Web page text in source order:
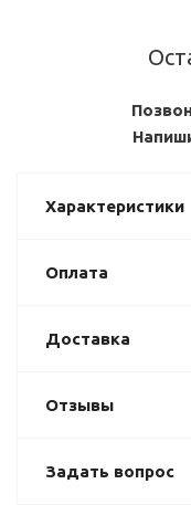
Характеристики
Оплата
Доставка
Отзывы
Задать вопрос